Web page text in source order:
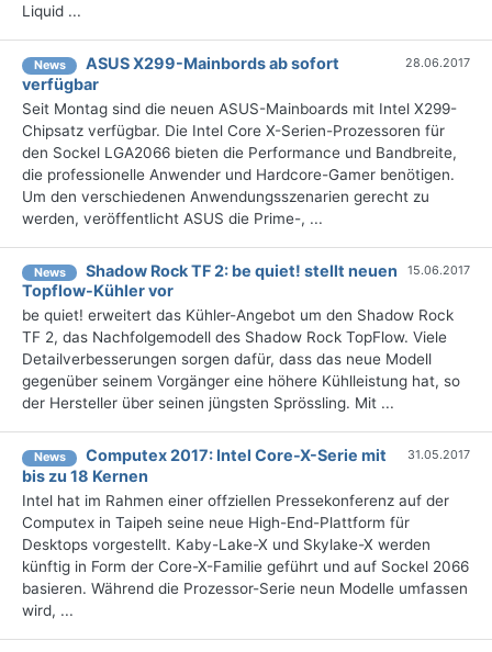
Liquid ...
News
ASUS X299-Mainbords ab sofort
verfügbar
28.06.2017
Seit Montag sind die neuen ASUS-Mainboards mit Intel X299-
Chipsatz verfügbar. Die Intel Core X-Serien-Prozessoren für
den Sockel LGA2066 bieten die Performance und Bandbreite,
die professionelle Anwender und Hardcore-Gamer benötigen.
Um den verschiedenen Anwendungsszenarien gerecht zu
werden, veröffentlicht ASUS die Prime-, ...
News
Shadow Rock TF 2: be quiet! stellt neuen
Topflow-Kühler vor
15.06.2017
be quiet! erweitert das Kühler-Angebot um den Shadow Rock
TF 2, das Nachfolgemodell des Shadow Rock TopFlow. Viele
Detailverbesserungen sorgen dafür, dass das neue Modell
gegenüber seinem Vorgänger eine höhere Kühlleistung hat, so
der Hersteller über seinen jüngsten Sprössling. Mit ...
News
Computex 2017: Intel Core-X-Serie mit
bis zu 18 Kernen
31.05.2017
Intel hat im Rahmen einer offziellen Pressekonferenz auf der
Computex in Taipeh seine neue High-End-Plattform für
Desktops vorgestellt. Kaby-Lake-X und Skylake-X werden
künftig in Form der Core-X-Familie geführt und auf Sockel 2066
basieren. Während die Prozessor-Serie neun Modelle umfassen
wird, ...